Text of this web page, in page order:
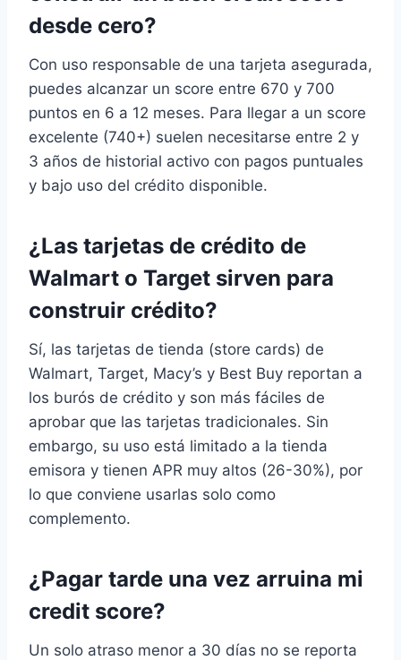
desde cero?
Con uso responsable de una tarjeta asegurada,
puedes alcanzar un score entre 670 y 700
puntos en 6 a 12 meses. Para llegar a un score
excelente (740+) suelen necesitarse entre 2 y
3 años de historial activo con pagos puntuales
y bajo uso del crédito disponible.
¿Las tarjetas de crédito de
Walmart o Target sirven para
construir crédito?
Sí, las tarjetas de tienda (store cards) de
Walmart, Target, Macy’s y Best Buy reportan a
los burós de crédito y son más fáciles de
aprobar que las tarjetas tradicionales. Sin
embargo, su uso está limitado a la tienda
emisora y tienen APR muy altos (26-30%), por
lo que conviene usarlas solo como
complemento.
¿Pagar tarde una vez arruina mi
credit score?
Un solo atraso menor a 30 días no se reporta